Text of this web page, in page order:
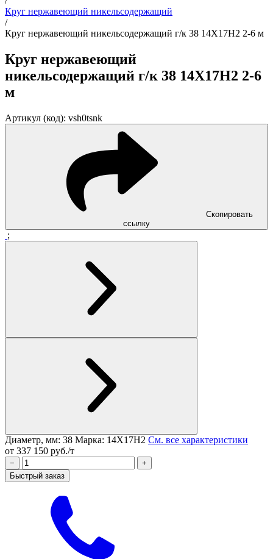
Круг нержавеющий никельсодержащий
/
Круг нержавеющий никельсодержащий г/к 38 14Х17Н2 2-6 м
Круг нержавеющий
никельсодержащий г/к 38 14Х17Н2 2-6
м
Артикул (код): vsh0tsnk
Скопировать
ссылку
;
Диаметр, мм: 38 Марка: 14Х17Н2 См. все характеристики
от 337 150 руб./т
−
+
Быстрый заказ